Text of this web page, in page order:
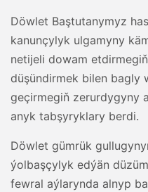
Döwlet Baştutanymyz
kanunçylyk ulgamyny
netijeli dowam
düşündirmek bilen bagly
geçirmegiň zerurdygyny
anyk tabşyryklary berdi.
Döwlet gümrük
ýolbaşçylyk edýän
fewral aýlarynda alnyp